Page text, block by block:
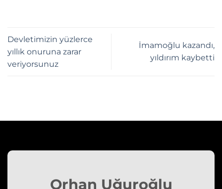
Devletimizin yüzlerce
yıllık onuruna zarar
veriyorsunuz
İmamoğlu kazandı,
yıldırım kaybetti
Orhan Uğuroğlu